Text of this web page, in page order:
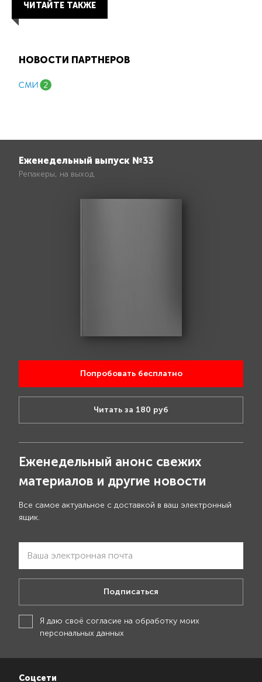
ЧИТАЙТЕ ТАКЖЕ
НОВОСТИ ПАРТНЕРОВ
Еженедельный выпуск №33
Репакеры, на выход
Попробовать бесплатно
Читать за 180 руб
Еженедельный анонс свежих
материалов и другие новости
Все самое актуальное с доставкой в ваш электронный
ящик.
Подписаться
Я даю своё согласие на обработку моих
персональных данных
Соцсети